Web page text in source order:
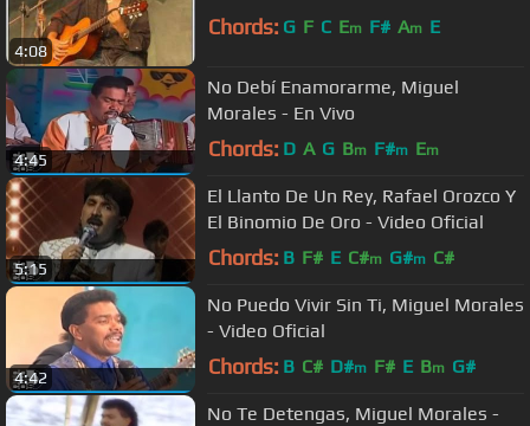
4:08
Chords: G F C Em F# Am E
4:45
No Debí Enamorarme, Miguel
Morales - En Vivo
Chords: D A G Bm F#m Em
5:15
El Llanto De Un Rey, Rafael Orozco Y
El Binomio De Oro - Video Oficial
Chords: B F# E C#m G#m C#
4:42
No Puedo Vivir Sin Ti, Miguel Morales
- Video Oficial
Chords: B C# D#m F# E Bm G#
No Te Detengas, Miguel Morales -